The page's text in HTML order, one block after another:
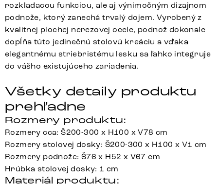
rozkladacou funkciou, ale aj výnimočným dizajnom
podnože, ktorý zanechá trvalý dojem. Vyrobený z
kvalitnej plochej nerezovej ocele, podnož dokonale
dopĺňa túto jedinečnú stolovú kreáciu a vďaka
elegantnému striebristému lesku sa ľahko integruje
do vášho existujúceho zariadenia.
Všetky detaily produktu
prehľadne
Rozmery produktu:
Rozmery cca: Š200-300 x H100 x V78 cm
Rozmery stolovej dosky: Š200-300 x H100 x V1 cm
Rozmery podnože: Š76 x H52 x V67 cm
Hrúbka stolovej dosky: 1 cm
Materiál produktu: